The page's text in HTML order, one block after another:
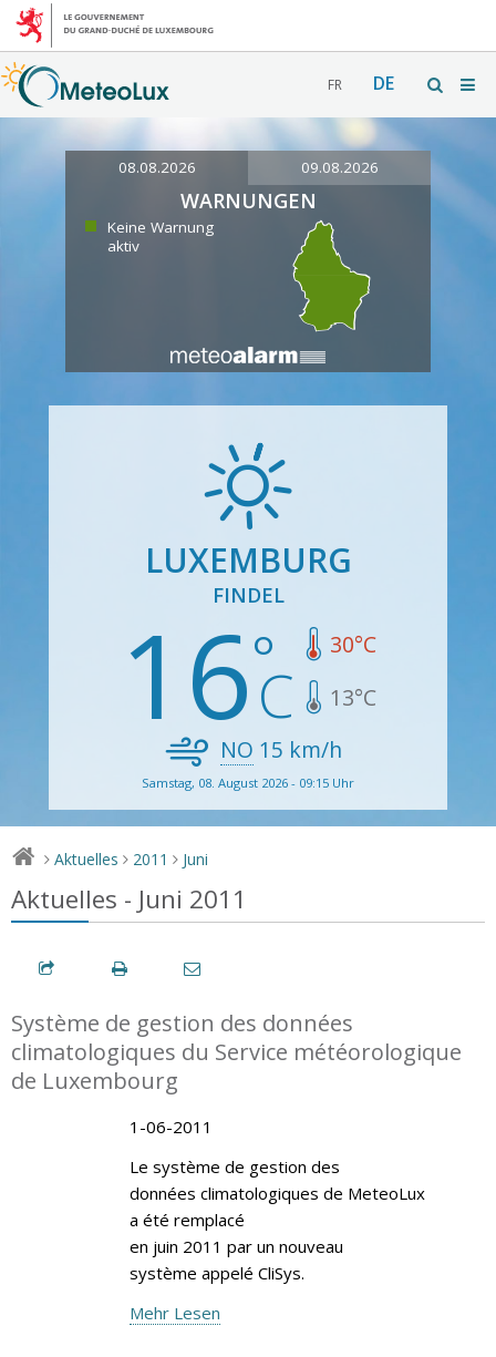
FR DE
08.08.2026 09.08.2026
WARNUNGEN
Keine Warnung
aktiv
LUXEMBURG
FINDEL
16 30°C
13°C
NO 15 km/h
Samstag, 08. August 2026 - 09:15 Uhr
> Aktuelles > 2011 > Juni
Aktuelles - Juni 2011
Système de gestion des données
climatologiques du Service météorologique
de Luxembourg
1-06-2011
Le système de gestion des
données climatologiques de MeteoLux
a été remplacé
en juin 2011 par un nouveau
système appelé CliSys.
Mehr Lesen